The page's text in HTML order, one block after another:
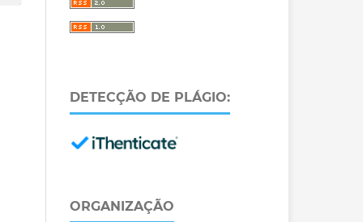
DETECÇÃO DE PLÁGIO:
ORGANIZAÇÃO